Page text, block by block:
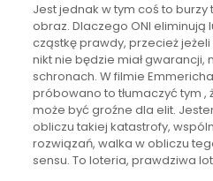
Jest jednak w tym coś to burzy
obraz. Dlaczego ONI eliminują
cząstkę prawdy, przecież
nikt nie będzie miał gwarancji,
schronach. W filmie
próbowano to tłumaczyć tym
może być groźne dla elit.
obliczu takiej katastrofy,
rozwiązań, walka w obliczu
sensu. To loteria, prawdziwa